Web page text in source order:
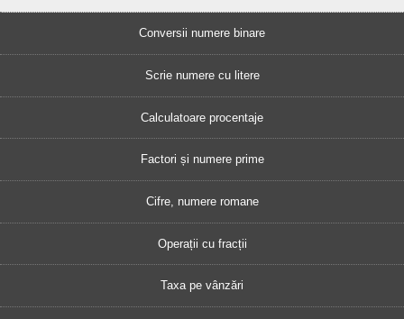
Conversii numere binare
Scrie numere cu litere
Calculatoare procentaje
Factori și numere prime
Cifre, numere romane
Operații cu fracții
Taxa pe vânzări